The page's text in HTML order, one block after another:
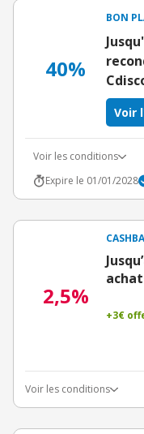
40%
BON
Voir
Voir les conditions
Expire le 01/01/2028
2,5%
+3€
Voir les conditions